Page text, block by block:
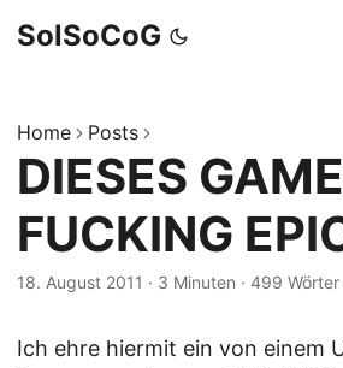
SolSoCoG
Home Posts
DIESES
FUCKING
18. August 2011 · 3 Minuten · 499 Wörter
Ich ehre hiermit ein von einem